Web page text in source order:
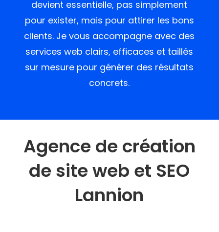
devient essentielle, pas simplement
pour exister, mais pour attirer les bons
clients. Je vous accompagne avec des
services web clairs, efficaces et taillés
sur mesure pour générer des résultats
concrets.
Agence de création
de site web et SEO
Lannion